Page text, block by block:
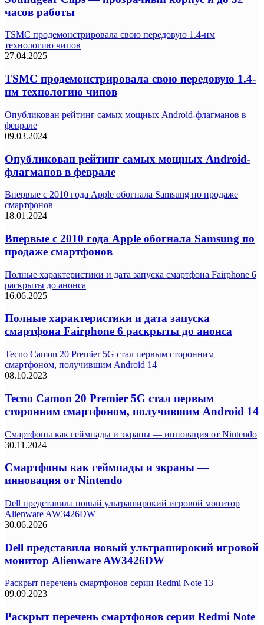
часов работы
TSMC продемонстрировала свою передовую 1.4-нм
технологию чипов
27.04.2025
TSMC продемонстрировала свою передовую 1.4-
нм технологию чипов
Опубликован рейтинг самых мощных Android-флагманов в
феврале
09.03.2024
Опубликован рейтинг самых мощных Android-
флагманов в феврале
Впервые с 2010 года Apple обогнала Samsung по продаже
смартфонов
18.01.2024
Впервые с 2010 года Apple обогнала Samsung по
продаже смартфонов
Полные характеристики и дата запуска смартфона Fairphone 6
раскрыты до анонса
16.06.2025
Полные характеристики и дата запуска
смартфона Fairphone 6 раскрыты до анонса
Tecno Camon 20 Premier 5G стал первым сторонним
смартфоном, получившим Android 14
08.10.2023
Tecno Camon 20 Premier 5G стал первым
сторонним смартфоном, получившим Android 14
Смартфоны как геймпады и экраны — инновация от Nintendo
30.11.2024
Смартфоны как геймпады и экраны —
инновация от Nintendo
Dell представила новый ультраширокий игровой монитор
Alienware AW3426DW
30.06.2026
Dell представила новый ультраширокий игровой
монитор Alienware AW3426DW
Раскрыт перечень смартфонов серии Redmi Note 13
09.09.2023
Раскрыт перечень смартфонов серии Redmi Note